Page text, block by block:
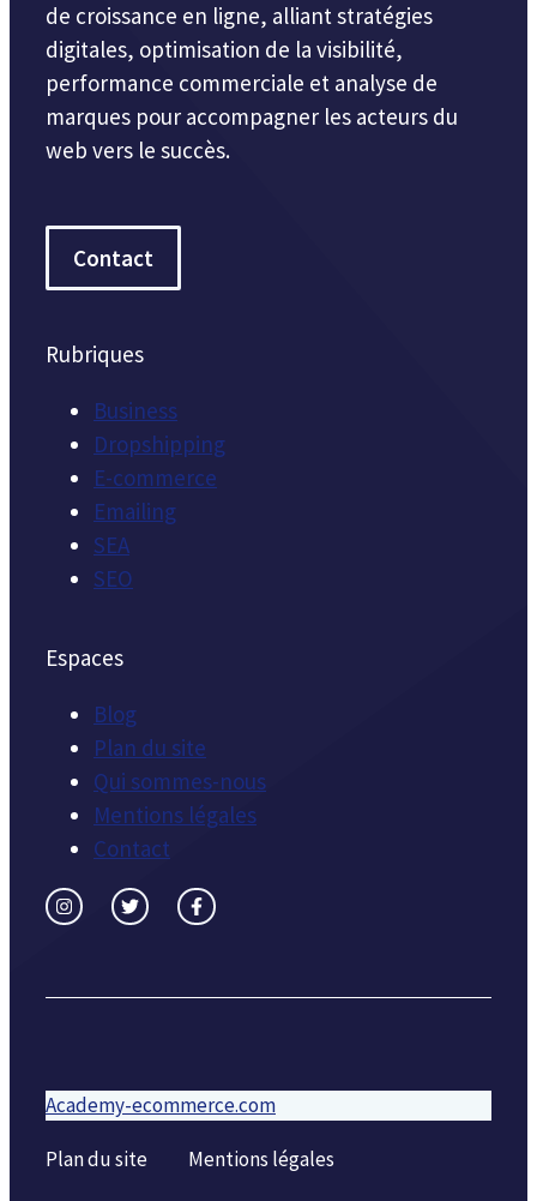
de croissance en ligne, alliant stratégies
digitales, optimisation de la visibilité,
performance commerciale et analyse de
marques pour accompagner les acteurs du
web vers le succès.
Contact
Rubriques
Business
Dropshipping
E-commerce
Emailing
SEA
SEO
Espaces
Blog
Plan du site
Qui sommes-nous
Mentions légales
Contact
Academy-ecommerce.com
Plan du site Mentions légales